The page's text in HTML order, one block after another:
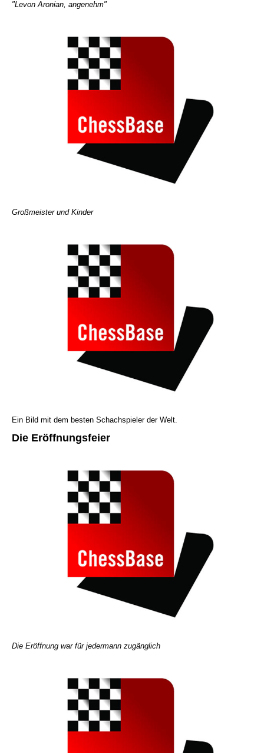
"Levon Aronian, angenehm"
Großmeister und Kinder
Ein Bild mit dem besten Schachspieler der Welt.
Die Eröffnungsfeier
Die Eröffnung war für jedermann zugänglich